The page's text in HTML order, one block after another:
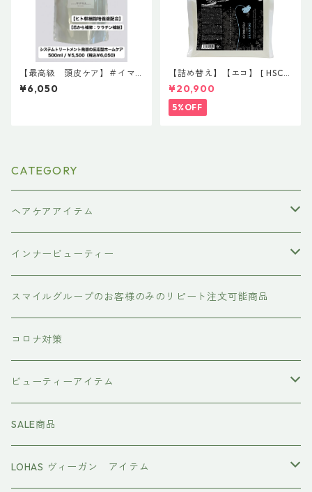
【最高級 頭皮ケア】＃イマ
ヘアプレミアムshampoo【ヒ
ト幹細胞細胞エキス】
¥6,050
【詰め替え】【エコ】 [ HSC強
髪] HSC リペアシャンプー 30
00mL
¥20,900
5%OFF
CATEGORY
ヘアケアアイテム
シャンプー
#イマヘア
the u （bihatsu）
トリートメント ヘアマスク（インバス）
流さないトリートメント（アウトバス）
#イマヘア
頭皮ケアアイテム
強髪
スタイリング剤
インナービューティー
あおつぶ
スマイルグループのお客様のみのリピート注文可能商品
コロナ対策
ビューティーアイテム
MTG REFA
ヤーマン YAMAN
SALE商品
LOHAS ヴィーガン アイテム